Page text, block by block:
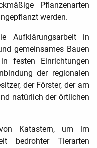
Pflanzenarten
werden.
Aufklärungsarbeit in
gemeinsames Bauen
festen Einrichtungen
der regionalen
der Förster, der am
natürlich der örtlichen
Katastern, um im
bedrohter Tierarten